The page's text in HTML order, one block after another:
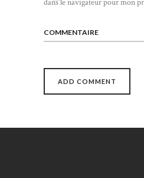
dans le navigateur pour mon
COMMENTAIRE